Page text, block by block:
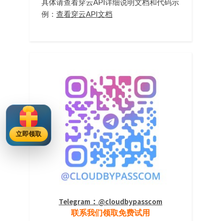
具体请查看穿云API详细说明文档和代码示
例： 查看穿云API文档
Telegram：@cloudbypasscom
联系我们领取免费试用
立即领取